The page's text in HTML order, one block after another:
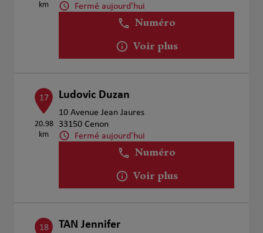
km
Fermé aujourd'hui
Numéro
Voir plus
17
20.98
km
Ludovic Duzan
10 Avenue Jean Jaures
33150 Cenon
Fermé aujourd'hui
Numéro
Voir plus
18 TAN Jennifer